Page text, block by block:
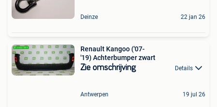
Deinze 22 jan 26
Renault Kangoo ('07-
'19) Achterbumper zwart
Zie omschrijving Details
Antwerpen 19 jul 26